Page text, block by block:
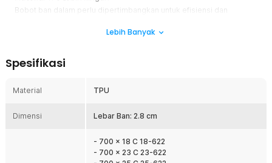
Bobot ban dalam perlu dipertimbangkan untuk efisiensi dan
NEWBOLER dibuat dari material TPU. Berbeda dengan ban dalam
Elastis Tak Mudah Robek
yang digunakan memiliki elastisitas tinggi, tahan suhu, dan tidak
jangka panjang.
Ban dalam sepeda ini hadir dengan ukuran standar yang umum
digunakan pada road bike, kompatibel dengan roda berukuran 700
Lebih Banyak
Spesifikasi
Material TPU
Dimensi Lebar Ban: 2.8 cm
- 700 x 18 C 18-622
- 700 x 23 C 23-622